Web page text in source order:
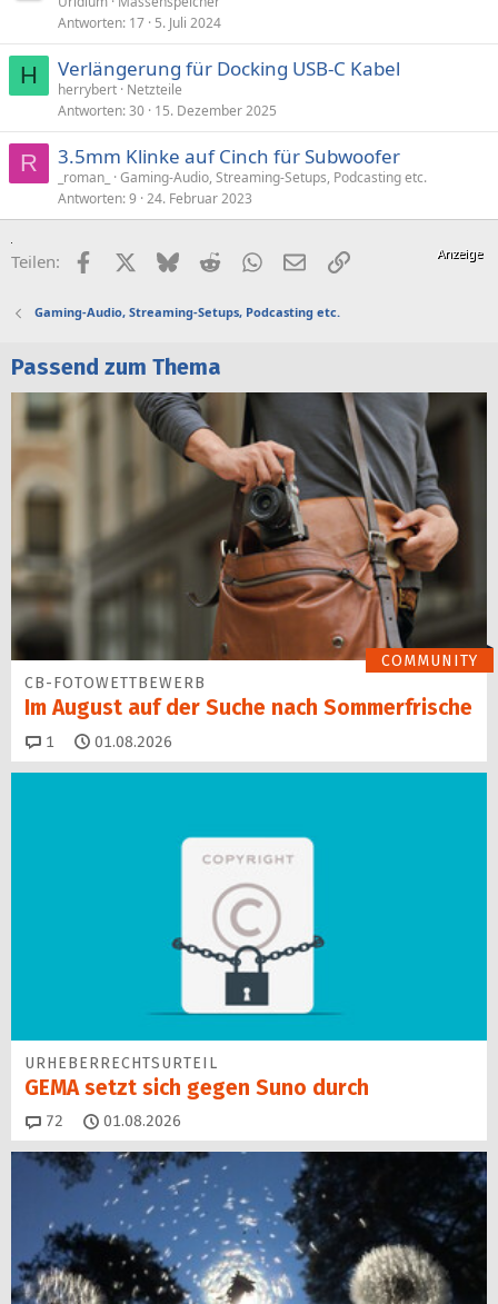
Antworten 17 5. Juli 2024
H Verlängerung für Docking USB-C Kabel
herrybert Netzteile
Antworten 30 15. Dezember 2025
R 3.5mm Klinke auf Cinch für Subwoofer
_roman_
Gaming-Audio, Streaming-Setups, Podcasting etc.
Antworten 9 24. Februar 2023
Teilen: FacebookX (Twitter)
BlueskyRedditWhatsApp
E-MailLink
Gaming-Audio, Streaming-Setups, Podcasting etc.
Passend zum Thema
COMMUNITY
CB-FOTOWETTBEWERB
Im August auf der Suche nach Sommerfrische
1 Kommentare
01.08.2026
URHEBERRECHTSURTEIL
GEMA setzt sich gegen Suno durch
72 Kommentare
01.08.2026